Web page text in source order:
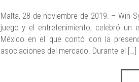
Malta, 28 de noviembre de 2019. – Win
juego y el entretenimiento, celebró un
México en el que contó con la
asociaciones del mercado. Durante el […]